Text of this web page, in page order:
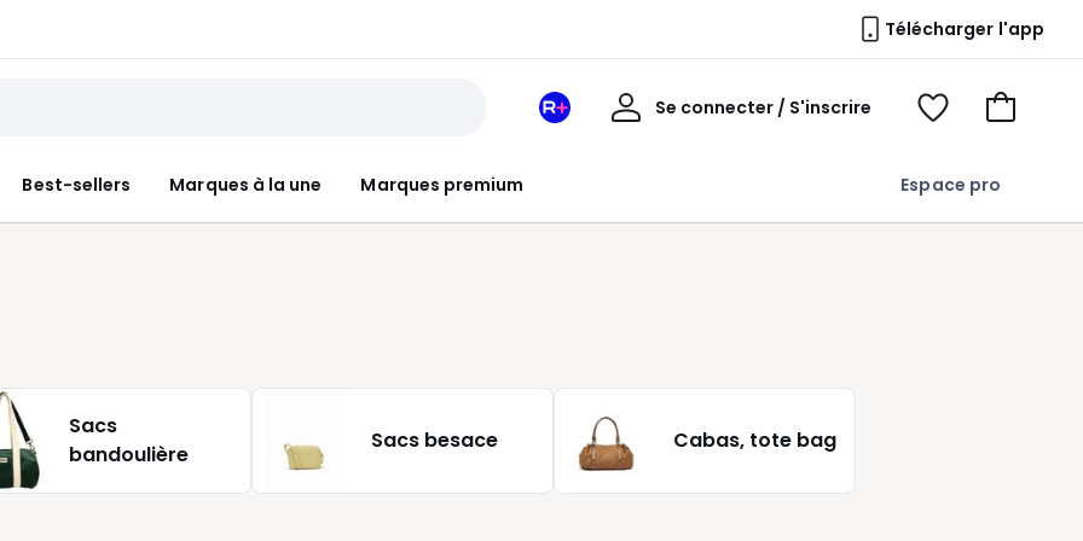
Télécharger l'app
Best-sellers Marques à la une Marques premium Espace pro
Mon
Se connecter / S'inscrire
Mon
Voir
Voir
Sacs
bandoulière
Sacs besace Cabas, tote bag